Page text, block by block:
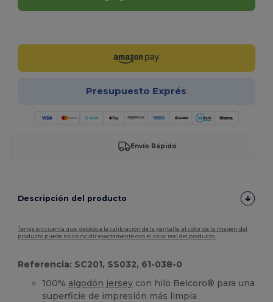
Presupuesto Exprés
Envío Rápido
Descripción del producto
Tenga en cuenta que, debido a la calibración de la pantalla, el color de la imagen del
producto puede no coincidir exactamente con el color real del producto.
Referencia: SC201, SS032, 61-038-0
100% algodón jersey con hilo Belcoro® para una
superficie de impresión más limpia